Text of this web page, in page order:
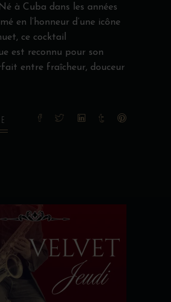
à Cuba dans les années
en l’honneur d’une icône
ce cocktail
est reconnu pour son
entre fraîcheur, douceur